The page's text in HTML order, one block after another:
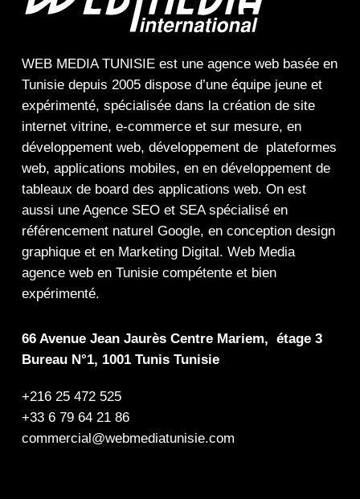
WEB MEDIA TUNISIEest une agence webbasée en
Tunisie depuis 2005 dispose d’une équipe jeune et
expérimenté, spécialisée dans la création de site
internet vitrine, e-commerceet sur mesure, en
développement web, développement de plateformes
web, applications mobiles, en en développement de
tableaux de boarddes applications web. On est
aussi une Agence SEOet SEAspécialisé en
référencement naturel Google, en conception design
graphiqueet en Marketing Digital. Web Media
agence web en Tunisie compétente et bien
expérimenté.
66 Avenue Jean Jaurès Centre Mariem, étage 3
Bureau N°1, 1001 Tunis Tunisie
+216 25 472 525
+33 6 79 64 21 86
commercial@webmediatunisie.com